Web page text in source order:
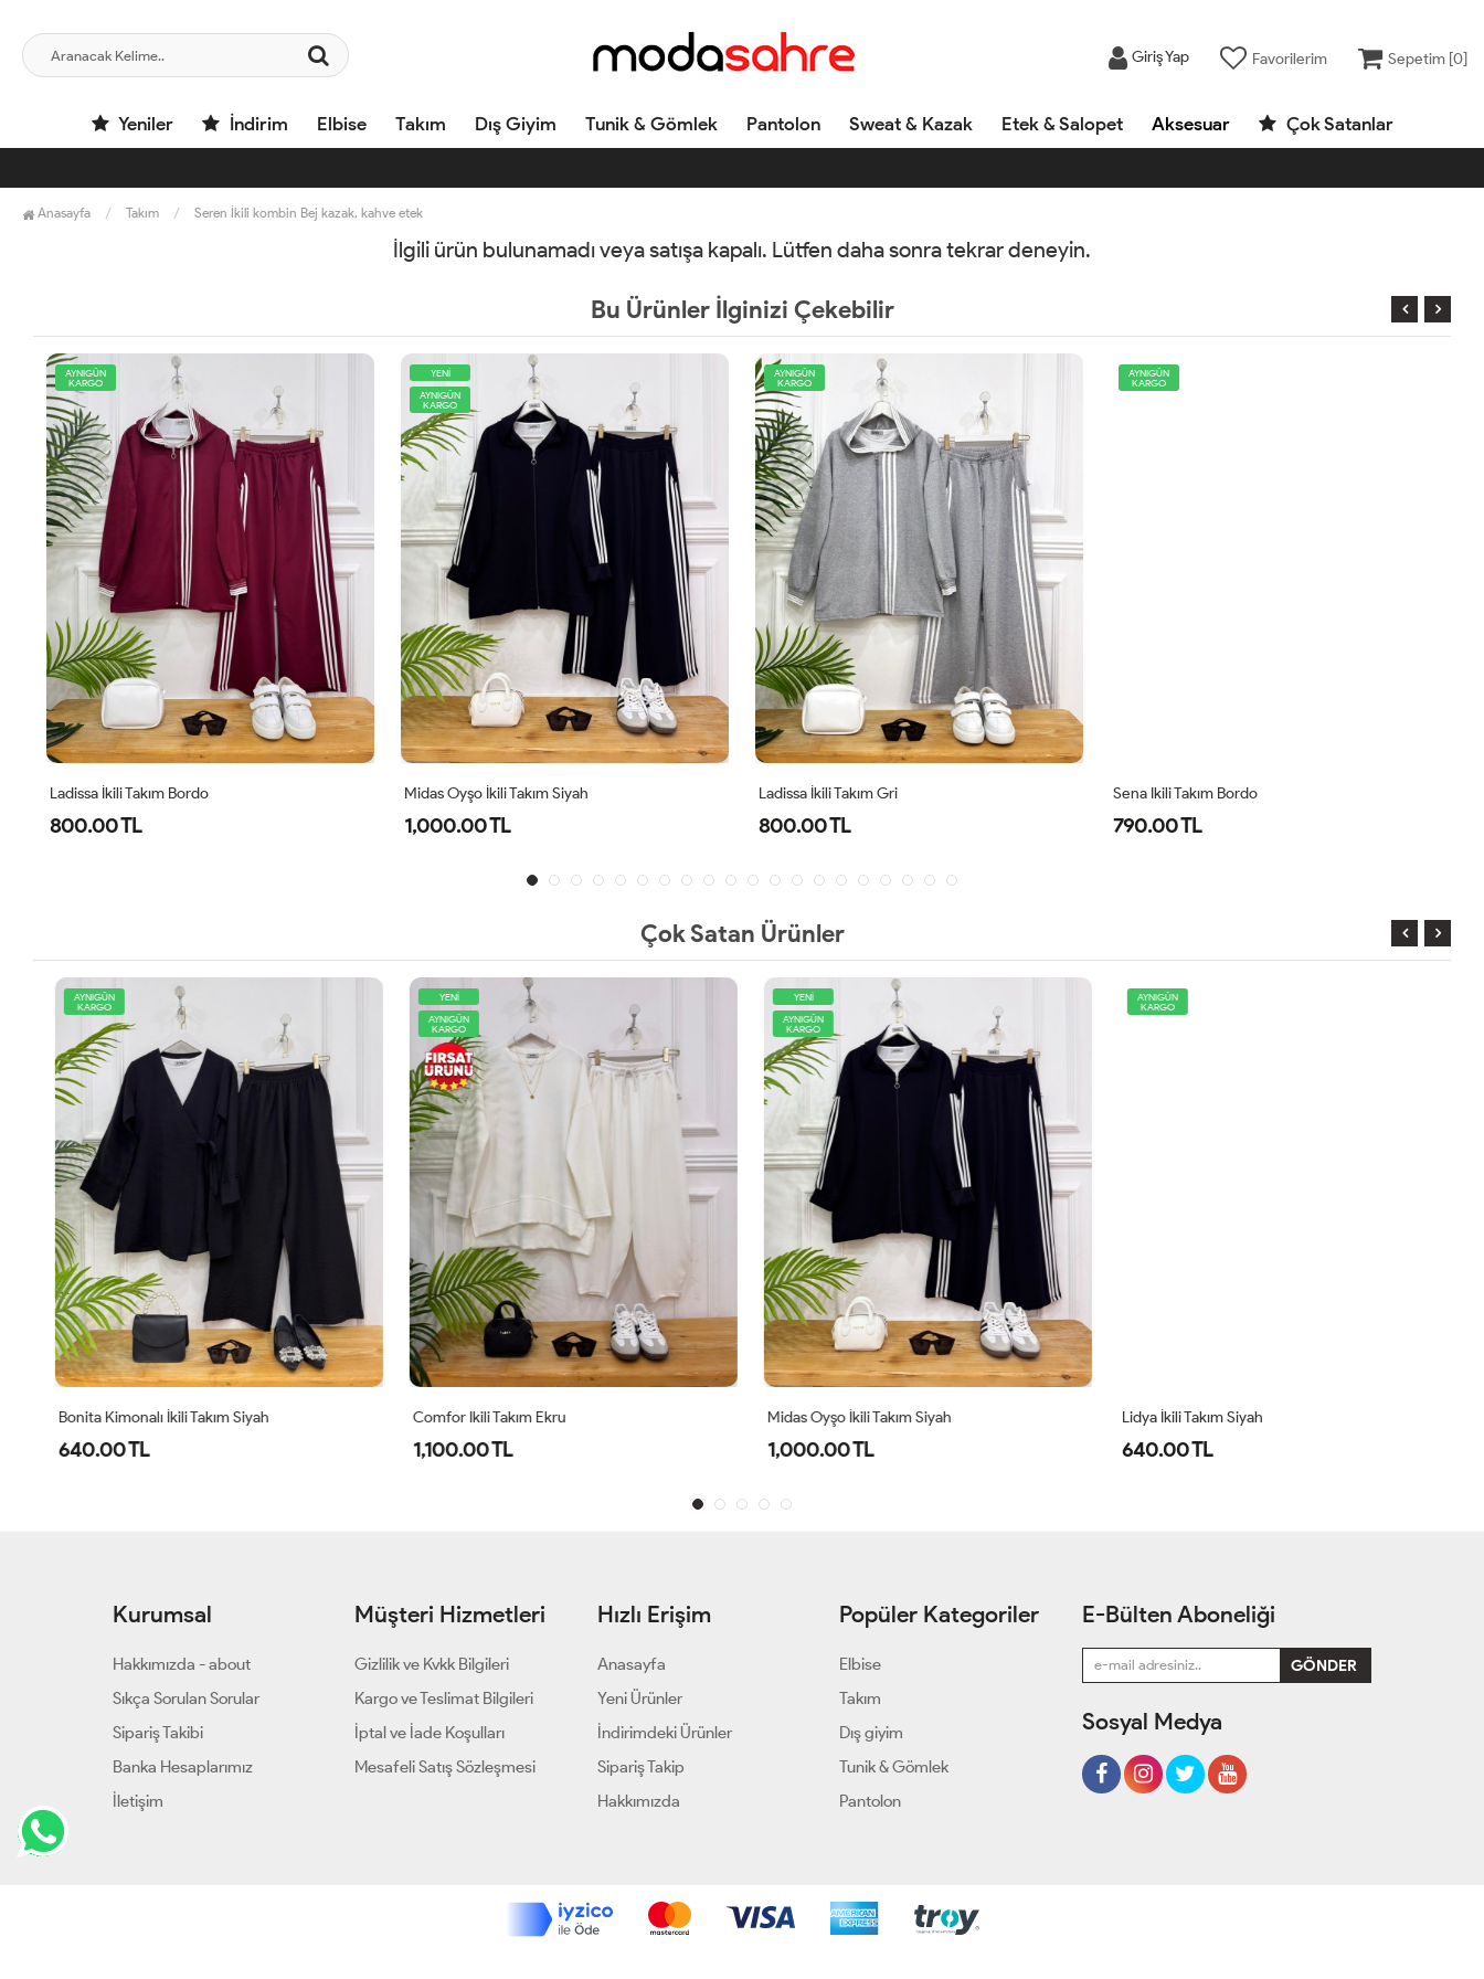
Giriş Yap Favorilerim Sepetim [0]
Yeniler İndirim Elbise Takım Dış Giyim Tunik & Gömlek Pantolon Sweat & Kazak Etek & Salopet Aksesuar Çok Satanlar
Anasayfa Takım Seren İkili kombin Bej kazak, kahve etek
İlgili ürün bulunamadı veya satışa kapalı. Lütfen daha sonra tekrar deneyin.
Bu Ürünler İlginizi Çekebilir
AYNIGÜN
KARGO
Ladissa İkili Takım Bordo
800.00 TL
YENİ
AYNIGÜN
KARGO
Midas Oyşo İkili Takım Siyah
1,000.00 TL
AYNIGÜN
KARGO
Ladissa İkili Takım Gri
800.00 TL
AYNIGÜN
KARGO
Sena Ikili Takım Bordo
790.00 TL
Çok Satan Ürünler
AYNIGÜN
KARGO
Bonita Kimonalı İkili Takım Siyah
640.00 TL
YENİ
AYNIGÜN
KARGO
Comfor Ikili Takım Ekru
1,100.00 TL
YENİ
AYNIGÜN
KARGO
Midas Oyşo İkili Takım Siyah
1,000.00 TL
AYNIGÜN
KARGO
Lidya İkili Takım Siyah
640.00 TL
Kurumsal
Hakkımızda - about
Sıkça Sorulan Sorular
Sipariş Takibi
Banka Hesaplarımız
İletişim
Müşteri Hizmetleri
Gizlilik ve Kvkk Bilgileri
Kargo ve Teslimat Bilgileri
İptal ve İade Koşulları
Mesafeli Satış Sözleşmesi
Hızlı Erişim
Anasayfa
Yeni Ürünler
İndirimdeki Ürünler
Sipariş Takip
Hakkımızda
Popüler Kategoriler
Elbise
Takım
Dış giyim
Tunik & Gömlek
Pantolon
E-Bülten Aboneliği
Sosyal Medya